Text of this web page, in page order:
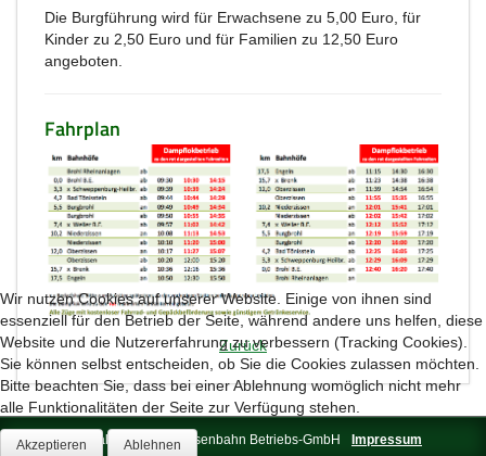
Die Burgführung wird für Erwachsene zu 5,00 Euro, für
Kinder zu 2,50 Euro und für Familien zu 12,50 Euro
angeboten.
Fahrplan
Zurück
© 2026 Brohltal-Schmalspureisenbahn Betriebs-GmbH Impressum
Wir nutzen Cookies auf unserer Website. Einige von ihnen sind
essenziell für den Betrieb der Seite, während andere uns helfen, diese
Website und die Nutzererfahrung zu verbessern (Tracking Cookies).
Sie können selbst entscheiden, ob Sie die Cookies zulassen möchten.
Bitte beachten Sie, dass bei einer Ablehnung womöglich nicht mehr
alle Funktionalitäten der Seite zur Verfügung stehen.
Akzeptieren Ablehnen